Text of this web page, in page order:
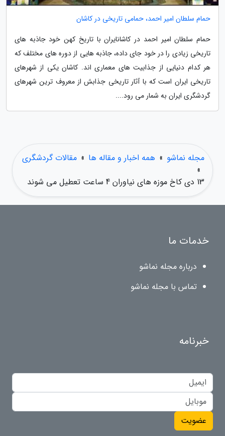
حمام سلطان امیر احمد، حمامی تاریخی در کاشان
حمام سلطان امیر احمد در کاشانایران با تاریخ کهن خود جاذبه های
تاریخی زیادی را در خود جای داده، جاذبه هایی از دوره های مختلف که
هر کدام دنیایی از جذابیت های معماری اند. کاشان یکی از شهرهای
تاریخی ایران است که با آثار تاریخی جذابش از معروف ترین شهرهای
گردشگری ایران به شمار می رود....
مجله نماشو » همه اخبار و مقاله ها » مقالات گردشگری
»
13 دی کاخ موزه های نیاوران 4 ساعت تعطیل می شوند
خدمات ما
درباره مجله نماشو
تماس با مجله نماشو
خبرنامه
عضویت